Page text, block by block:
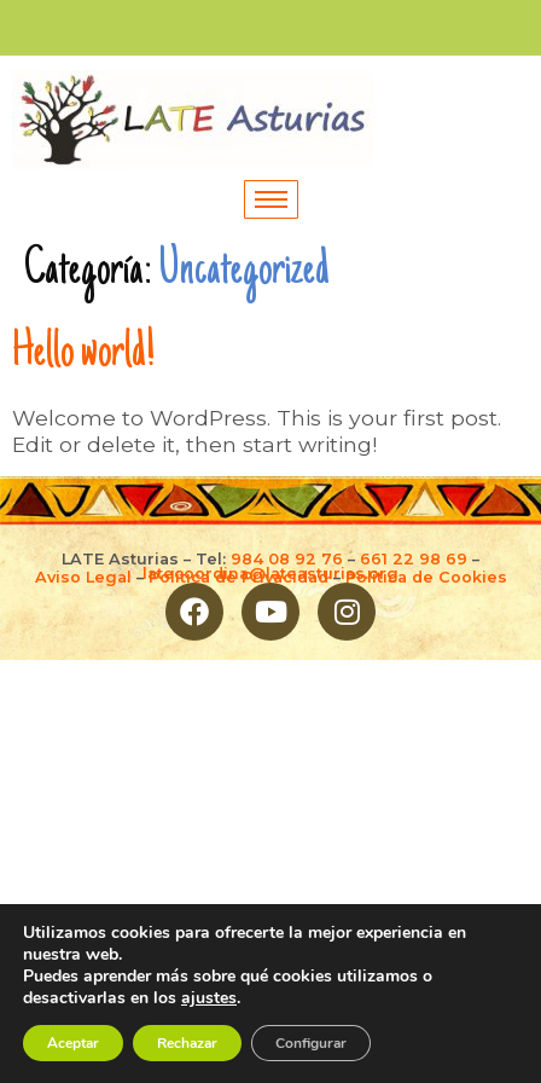
Categoría: Uncategorized
Hello world!
Welcome to WordPress. This is your first post.
Edit or delete it, then start writing!
LATE Asturias – Tel: 984 08 92 76 – 661 22 98 69 –
latecoordina@lateasturias.org
Aviso Legal –Política de Privacidad–Política de Cookies
Utilizamos cookies para ofrecerte la mejor experiencia en
nuestra web.
Puedes aprender más sobre qué cookies utilizamos o
desactivarlas en los ajustes.
Aceptar Rechazar Configurar